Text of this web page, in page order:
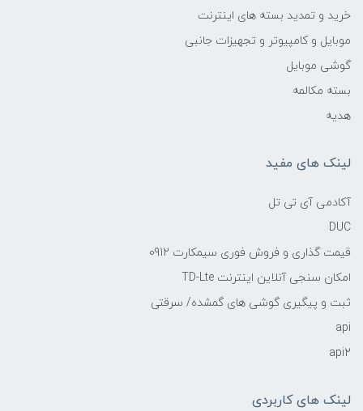
خرید و تمدید بسته های اینترنت
موبایل و کامپیوتر و تجهیزات جانبی
گوشی موبایل
بسته مکالمه
هدیه
لینک های مفید
آکادمی آی تی تل
DUC
قیمت گذاری و فروش فوری سیمکارت 0912
امکان سنجی آنلاین اینترنت TD-Lte
ثبت و پیگیری گوشی های گمشده/ سرقتی
api
api2
لینک های کاربردی